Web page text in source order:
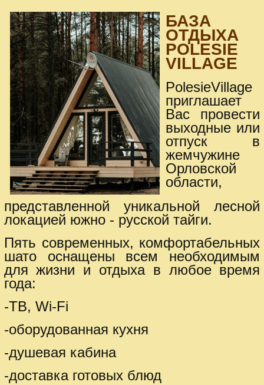
БАЗА
ОТДЫХА
POLESIE
VILLAGE
PolesieVillage
приглашает
Вас провести
выходные или
отпуск в
жемчужине
Орловской
области,
представленной уникальной лесной
локацией южно - русской тайги.
Пять современных, комфортабельных
шато оснащены всем необходимым
для жизни и отдыха в любое время
года:
-ТВ, Wi-Fi
-оборудованная кухня
-душевая кабина
-доставка готовых блюд